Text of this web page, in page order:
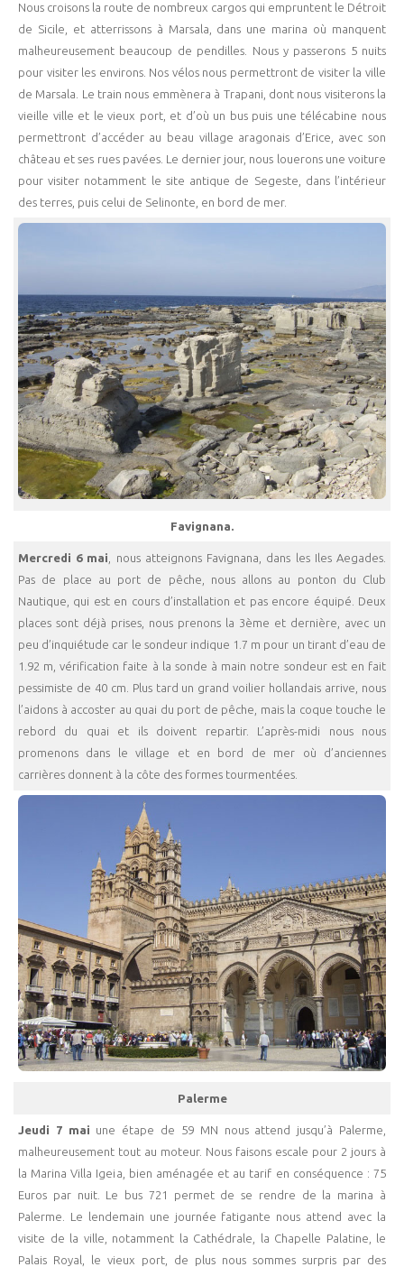
Nous croisons la route de nombreux cargos qui empruntent le Détroit
de Sicile, et atterrissons à Marsala, dans une marina où manquent
malheureusement beaucoup de pendilles. Nous y passerons 5 nuits
pour visiter les environs. Nos vélos nous permettront de visiter la ville
de Marsala. Le train nous emmènera à Trapani, dont nous visiterons la
vieille ville et le vieux port, et d’où un bus puis une télécabine nous
permettront d’accéder au beau village aragonais d’Erice, avec son
château et ses rues pavées. Le dernier jour, nous louerons une voiture
pour visiter notamment le site antique de Segeste, dans l’intérieur
des terres, puis celui de Selinonte, en bord de mer.
Favignana.
Mercredi 6 mai
, nous atteignons Favignana, dans les Iles Aegades.
Pas de place au port de pêche, nous allons au ponton du Club
Nautique, qui est en cours d’installation et pas encore équipé. Deux
places sont déjà prises, nous prenons la 3ème et dernière, avec un
peu d’inquiétude car le sondeur indique 1.7 m pour un tirant d’eau de
1.92 m, vérification faite à la sonde à main notre sondeur est en fait
pessimiste de 40 cm. Plus tard un grand voilier hollandais arrive, nous
l’aidons à accoster au quai du port de pêche, mais la coque touche le
rebord du quai et ils doivent repartir. L’après-midi nous nous
promenons dans le village et en bord de mer où d’anciennes
carrières donnent à la côte des formes tourmentées.
Palerme
Jeudi 7 mai une étape de 59 MN nous attend jusqu’à Palerme,
malheureusement tout au moteur. Nous faisons escale pour 2 jours à
la Marina Villa Igeia, bien aménagée et au tarif en conséquence : 75
Euros par nuit. Le bus 721 permet de se rendre de la marina à
Palerme. Le lendemain une journée fatigante nous attend avec la
visite de la ville, notamment la Cathédrale, la Chapelle Palatine, le
Palais Royal, le vieux port, de plus nous sommes surpris par des